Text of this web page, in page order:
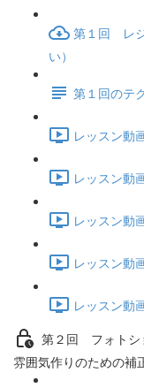
第１回 レ
い）
第１回のテ
レッスン
レッスン
レッスン
レッスン
レッスン
第２回 フォトシ
雰囲気作りのための補